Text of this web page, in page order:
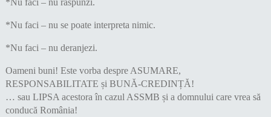
*Nu faci – nu răspunzi.
*Nu faci – nu se poate interpreta nimic.
*Nu faci – nu deranjezi.
Oameni buni! Este vorba despre ASUMARE,
RESPONSABILITATE și BUNĂ-CREDINȚĂ!
… sau LIPSA acestora în cazul ASSMB și a domnului care vrea să
conducă România!